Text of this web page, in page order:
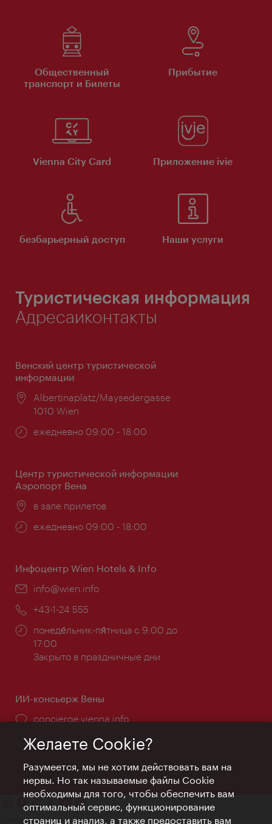
Общественный
транспорт и Билеты
Прибытие
Vienna City Card Приложение ivie
безбарьерный доступ Наши услуги
Туристическая информация
Адресаиконтакты
Венский центр туристической
информации
Расположение:
Albertinaplatz/Maysedergasse
1010 Wien
Часы
ежедневно 09:00 - 18:00
Центр туристической информации
Аэропорт Вена
Расположение:
в зале прилетов
Часы
ежедневно 09:00 - 18:00
Инфоцентр Wien Hotels & Info
Эл.
info@wien.info
Телефон:
+43-1-24 555
Часы
работы:
понеде́льник-пя́тница с 9:00 до
17:00
Закрыто в праздничные дни
ИИ-консьерж Вены
concierge.vienna.info
Информация круглосуточно
Контакт
Желаете Cookie?
Разумеется, мы не хотим действовать вам на
нервы. Но так называемые файлы Cookie
необходимы для того, чтобы обеспечить вам
оптимальный сервис, функционирование
страниц и анализ, а также предоставить вам